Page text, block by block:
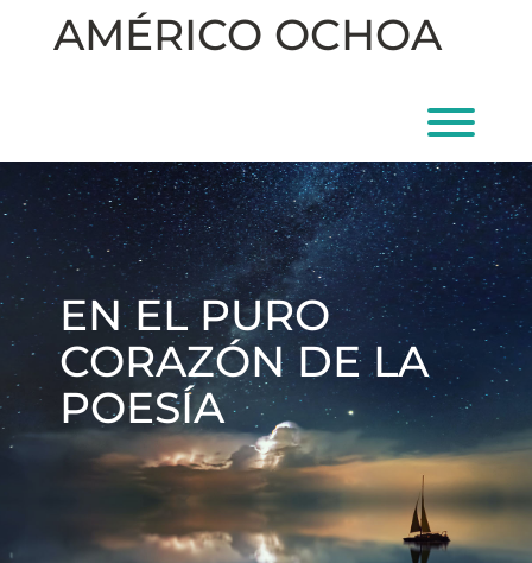
contentAMÉRICO OCHOA
EN EL PURO
CORAZÓN DE LA
POESÍA